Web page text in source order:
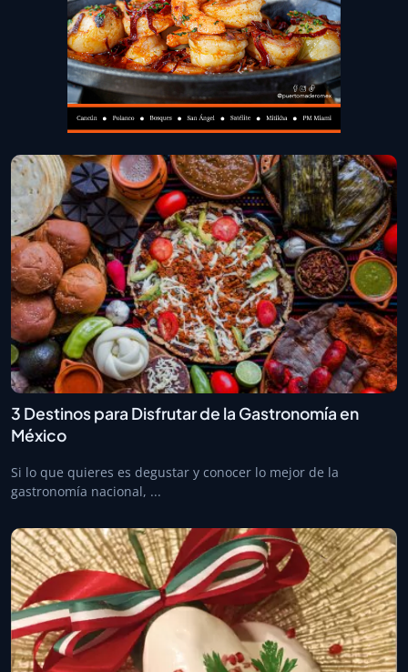
3 Destinos para Disfrutar de la Gastronomía en
México
Si lo que quieres es degustar y conocer lo mejor de la
gastronomía nacional, ...